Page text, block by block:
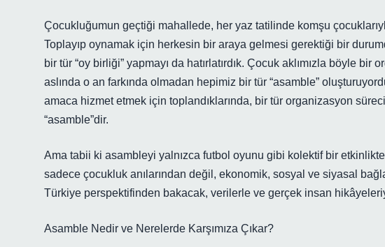
Çocukluğumun geçtiği mahallede, her yaz tatilinde komşu
Toplayıp oynamak için herkesin bir araya gelmesi gerektiği bir
bir tür “oy birliği” yapmayı da hatırlatırdık. Çocuk aklımızla böyle
aslında o an farkında olmadan hepimiz bir tür “asamble”
amaca hizmet etmek için toplandıklarında, bir tür organizasyon
“asamble”dir.
Ama tabii ki asambleyi yalnızca futbol oyunu gibi kolektif bir
sadece çocukluk anılarından değil, ekonomik, sosyal ve siyasal
Türkiye perspektifinden bakacak, verilerle ve gerçek insan
Asamble Nedir ve Nerelerde Karşımıza Çıkar?